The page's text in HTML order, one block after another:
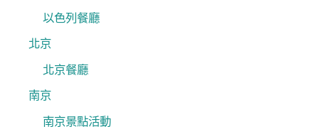
以色列餐廳
北京
北京餐廳
南京
南京景點活動